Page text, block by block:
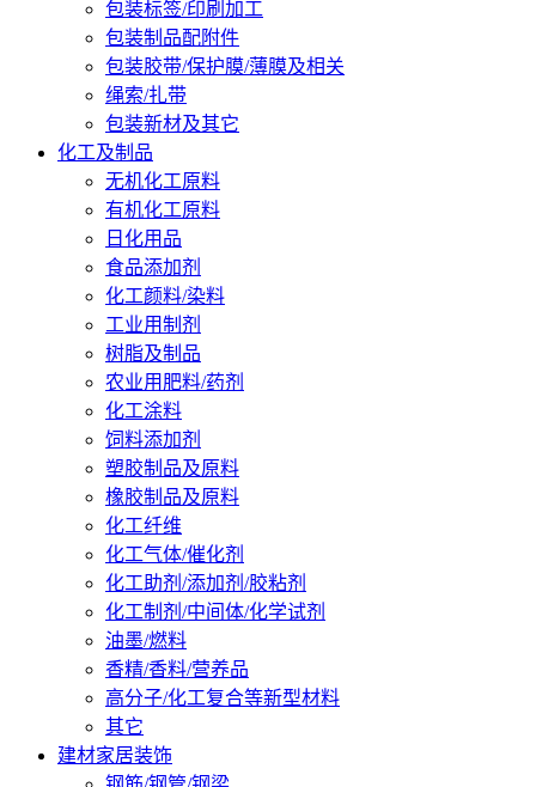
包装标签/印刷加工
包装制品配附件
包装胶带/保护膜/薄膜及相关
绳索/扎带
包装新材及其它
化工及制品
无机化工原料
有机化工原料
日化用品
食品添加剂
化工颜料/染料
工业用制剂
树脂及制品
农业用肥料/药剂
化工涂料
饲料添加剂
塑胶制品及原料
橡胶制品及原料
化工纤维
化工气体/催化剂
化工助剂/添加剂/胶粘剂
化工制剂/中间体/化学试剂
油墨/燃料
香精/香料/营养品
高分子/化工复合等新型材料
其它
建材家居装饰